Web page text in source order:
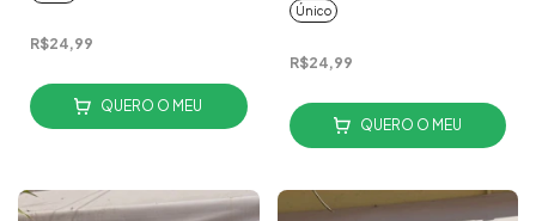
R$24,99
QUERO O MEU
Único
R$24,99
QUERO O MEU